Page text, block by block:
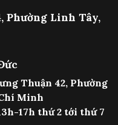
Phường Linh Tây,
Thuận 42, Phường
Minh
17h thứ 2 tới thứ 7